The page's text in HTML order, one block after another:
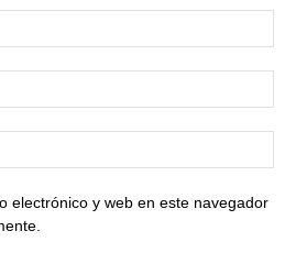
electrónico y web en este navegador